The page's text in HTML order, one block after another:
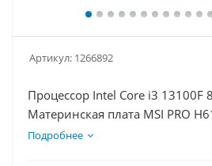
Артикул: 1266892
Процессор Intel Core i3 13100F
Материнская плата MSI PRO
RTX 5060Ti 16Гб, Память DDR4
Подробнее